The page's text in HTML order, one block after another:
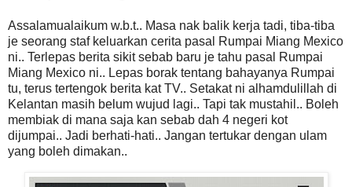
Assalamualaikum w.b.t.. Masa nak balik kerja tadi, tiba-tiba
je seorang staf keluarkan cerita pasal Rumpai Miang Mexico
ni.. Terlepas berita sikit sebab baru je tahu pasal Rumpai
Miang Mexico ni.. Lepas borak tentang bahayanya Rumpai
tu, terus tertengok berita kat TV.. Setakat ni alhamdulillah di
Kelantan masih belum wujud lagi.. Tapi tak mustahil.. Boleh
membiak di mana saja kan sebab dah 4 negeri kot
dijumpai.. Jadi berhati-hati.. Jangan tertukar dengan ulam
yang boleh dimakan..